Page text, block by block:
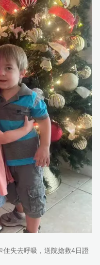
失去呼吸，送院搶救4日證